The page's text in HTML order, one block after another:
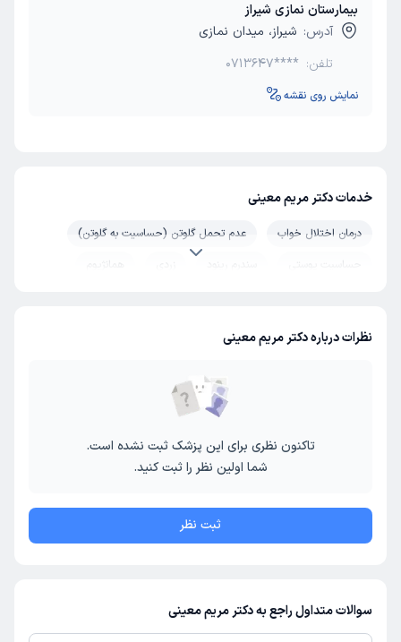
بیمارستان نمازی شیراز
آدرس: شیراز، میدان نمازی
تلفن: 0713647****
نمایش روی نقشه
خدمات دکتر مریم معینی
درمان اختلال خواب
عدم تحمل گلوتن (حساسیت به گلوتن)
حساسیت پوستی
همانژیوم
شوک عفونی (شوک سپتیک)
التهاب روده
روده
نظرات درباره دکتر مریم معینی
تاکنون نظری برای این پزشک ثبت نشده است.
شما اولین نظر را ثبت کنید.
ثبت نظر
سوالات متداول راجع به دکتر مریم معینی